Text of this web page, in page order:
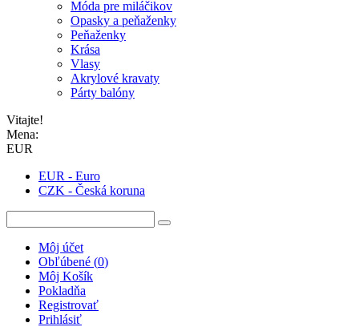
Móda pre miláčikov
Opasky a peňaženky
Peňaženky
Krása
Vlasy
Akrylové kravaty
Párty balóny
Vitajte!
Mena:
EUR
EUR - Euro
CZK - Česká koruna
Môj účet
Obľúbené (0)
Môj Košík
Pokladňa
Registrovať
Prihlásiť